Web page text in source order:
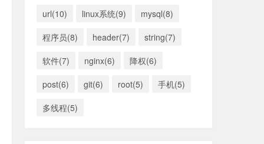
url(10) linux系统(9)
mysql(8)
程序员(8)
header(7)
string(7)
软件(7)
nginx(6)
降权(6)
post(6)
git(6) root(5)
手机(5)
多线程(5)